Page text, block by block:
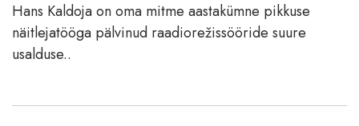
Hans Kaldoja on oma mitme aastakümne pikkuse
näitlejatööga pälvinud raadiorežissööride suure
usalduse..